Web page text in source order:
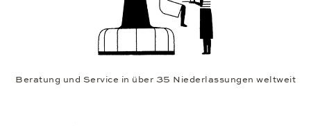
Beratung und Service in über 35 Niederlassungen weltweit